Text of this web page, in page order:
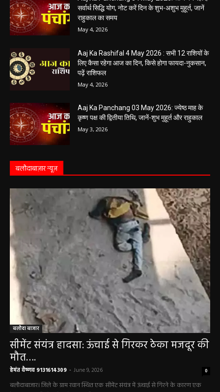
सर्वार्थ सिद्धि योग, नोट करें दिन के शुभ-अशुभ मुहूर्त, जानें
राहुकाल का समय
May 4, 2026
Aaj Ka Rashifal 4 May 2026 : सभी 12 राशियों के
लिए कैसा रहेगा आज का दिन, किसे होगा फायदा-नुकसान,
पढ़ें राशिफल
May 4, 2026
Aaj Ka Panchang 03 May 2026: ज्येष्ठ माह के
कृष्ण पक्ष की द्वितीया तिथि, जानें-शुभ मुहूर्त और राहुकाल
May 3, 2026
बलौदाबाज़ार न्यूज़
बलौदा बाजार
सीमेंट संयंत्र हादसा: ऊंचाई से गिरकर ठेका मजदूर की
मौत….
हेमंत वैष्णव 9131614309 June 9, 2026 0
बलौदाबाजार। जिले के ग्राम रवान स्थित एक सीमेंट संयंत्र में ऊंचाई से गिरने के कारण एक